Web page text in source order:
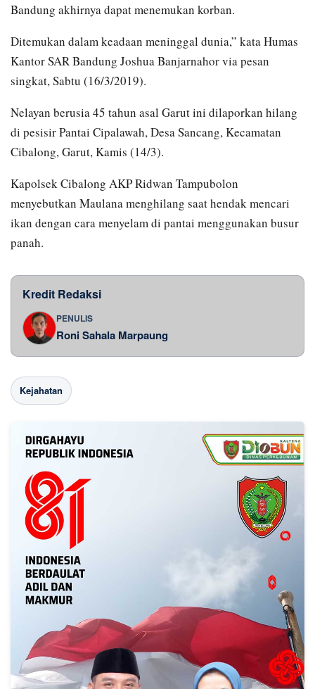
Bandung akhirnya dapat menemukan korban.
Ditemukan dalam keadaan meninggal dunia,” kata Humas
Kantor SAR Bandung Joshua Banjarnahor via pesan
singkat, Sabtu (16/3/2019).
Nelayan berusia 45 tahun asal Garut ini dilaporkan hilang
di pesisir Pantai Cipalawah, Desa Sancang, Kecamatan
Cibalong, Garut, Kamis (14/3).
Kapolsek Cibalong AKP Ridwan Tampubolon
menyebutkan Maulana menghilang saat hendak mencari
ikan dengan cara menyelam di pantai menggunakan busur
panah.
Kredit Redaksi
PENULIS
Roni Sahala Marpaung
Kejahatan